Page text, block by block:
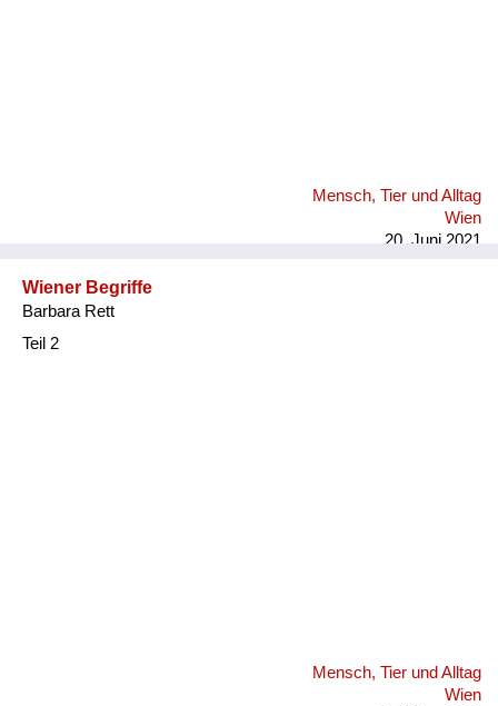
Mensch, Tier und Alltag
Wien
20. Juni 2021
Wiener Begriffe
Barbara Rett
Teil 2
Mensch, Tier und Alltag
Wien